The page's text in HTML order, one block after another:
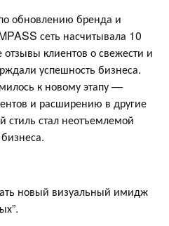
обновлению бренда и
сеть насчитывала 10
клиентов о свежести и
успешность бизнеса.
к новому этапу —
и расширению в другие
стал неотъемлемой
новый визуальный имидж